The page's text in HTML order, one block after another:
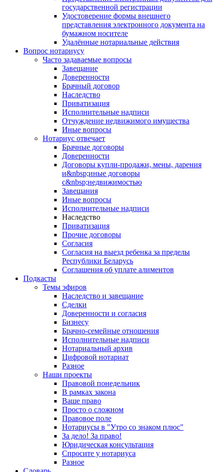
государственной регистрации
Удостоверение формы внешнего
представления электронного документа на
бумажном носителе
Удалённые нотариальные действия
Вопрос нотариусу
Часто задаваемые вопросы
Завещание
Доверенности
Брачный договор
Наследство
Приватизация
Исполнительные надписи
Отчуждение недвижимого имущества
Иные вопросы
Нотариус отвечает
Брачные договоры
Доверенности
Договоры купли-продажи, мены, дарения
и&nbsp;иные договоры
с&nbsp;недвижимостью
Завещания
Иные вопросы
Исполнительные надписи
Наследство
Приватизация
Прочие договоры
Согласия
Согласия на выезд ребенка за пределы
Республики Беларусь
Соглашения об уплате алиментов
Подкасты
Темы эфиров
Наследство и завещание
Сделки
Доверенности и согласия
Бизнесу
Брачно-семейные отношения
Исполнительные надписи
Нотариальный архив
Цифровой нотариат
Разное
Наши проекты
Правовой понедельник
В рамках закона
Ваше право
Просто о сложном
Правовое поле
Нотариусы в "Утро со знаком плюс"
За дело! За право!
Юридическая консультация
Спросите у нотариуса
Разное